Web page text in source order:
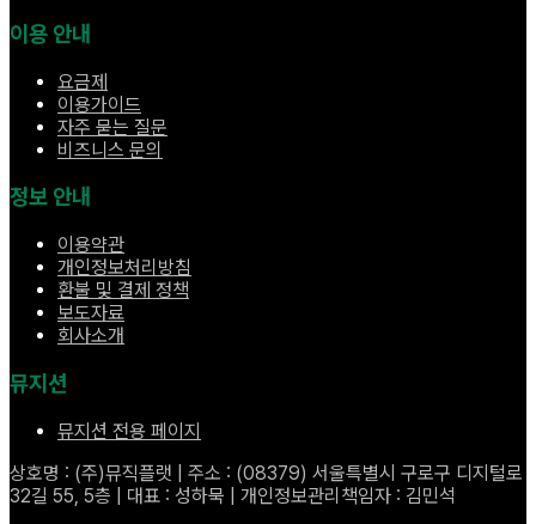
이용 안내
요금제
이용가이드
자주 묻는 질문
비즈니스 문의
정보 안내
이용약관
개인정보처리방침
환불 및 결제 정책
보도자료
회사소개
뮤지션
뮤지션 전용 페이지
상호명 : (주)뮤직플랫 | 주소 : (08379) 서울특별시 구로구 디지털로
32길 55, 5층 | 대표 : 성하묵 | 개인정보관리책임자 : 김민석